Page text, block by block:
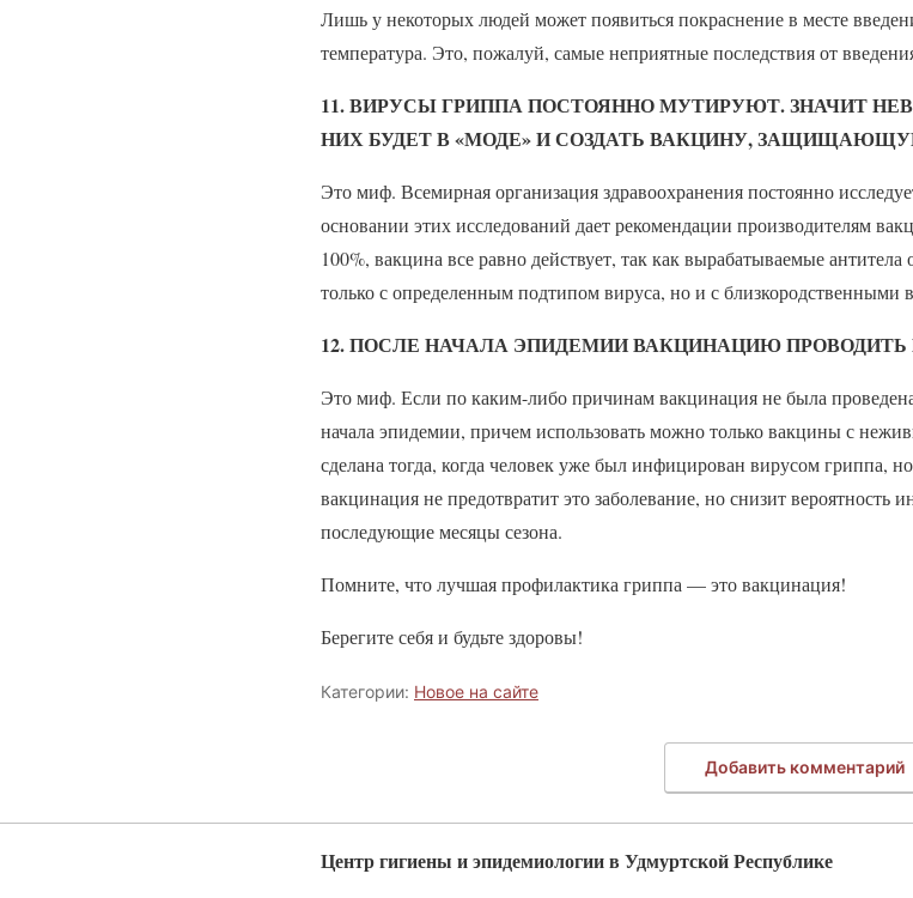
Лишь у некоторых людей может появиться покраснение в месте
температура. Это, пожалуй, самые неприятные последствия от
11. ВИРУСЫ ГРИППА ПОСТОЯННО МУТИРУЮТ. ЗНАЧИТ
НИХ БУДЕТ В «МОДЕ» И СОЗДАТЬ ВАКЦИНУ,
Это миф. Всемирная организация здравоохранения постоянно
основании этих исследований дает рекомендации производителям
100%, вакцина все равно действует, так как вырабатываемые
только с определенным подтипом вируса, но и с близкородственными
12. ПОСЛЕ НАЧАЛА ЭПИДЕМИИ ВАКЦИНАЦИЮ ПРОВОДИТЬ
Это миф. Если по каким-либо причинам вакцинация не была
начала эпидемии, причем использовать можно только вакцины с
сделана тогда, когда человек уже был инфицирован вирусом гриппа,
вакцинация не предотвратит это заболевание, но снизит
последующие месяцы сезона.
Помните, что лучшая профилактика гриппа — это вакцинация!
Берегите себя и будьте здоровы!
Категории: Новое на сайте
Добавить комментарий
Центр гигиены и эпидемиологии в Удмуртской Республике